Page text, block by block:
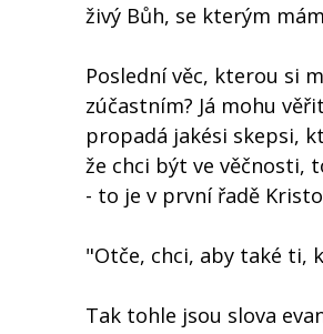
živý Bůh, se kterým
Poslední věc, kterou si
zúčastním? Já mohu
propadá jakési skepsi,
že chci být ve věčnosti,
- to je v první řadě
"Otče, chci, aby také ti,
Tak tohle jsou slova